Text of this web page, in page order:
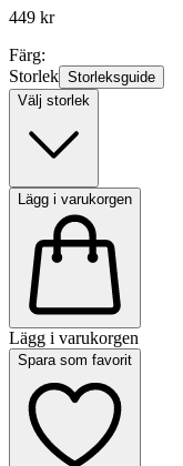
449 kr
Färg:
Storlek Storleksguide
Välj storlek
Lägg i varukorgen
Lägg i varukorgen
Spara som favorit